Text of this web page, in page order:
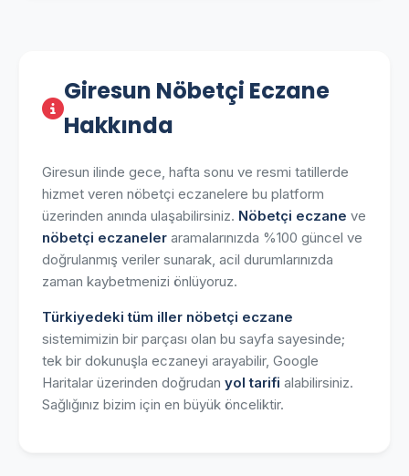
Giresun Nöbetçi Eczane
Hakkında
Giresun ilinde gece, hafta sonu ve resmi tatillerde
hizmet veren nöbetçi eczanelere bu platform
üzerinden anında ulaşabilirsiniz. Nöbetçi eczane ve
nöbetçi eczaneler aramalarınızda %100 güncel ve
doğrulanmış veriler sunarak, acil durumlarınızda
zaman kaybetmenizi önlüyoruz.
Türkiyedeki tüm iller nöbetçi eczane
sistemimizin bir parçası olan bu sayfa sayesinde;
tek bir dokunuşla eczaneyi arayabilir, Google
Haritalar üzerinden doğrudan yol tarifi alabilirsiniz.
Sağlığınız bizim için en büyük önceliktir.